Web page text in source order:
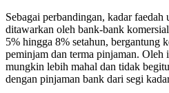
Sebagai perbandingan, kadar
ditawarkan oleh bank-bank
5% hingga 8% setahun, bergantung
peminjam dan terma pinjaman​. Oleh
mungkin lebih mahal dan tidak
dengan pinjaman bank dari segi